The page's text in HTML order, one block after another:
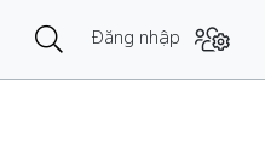
Đăng nhập